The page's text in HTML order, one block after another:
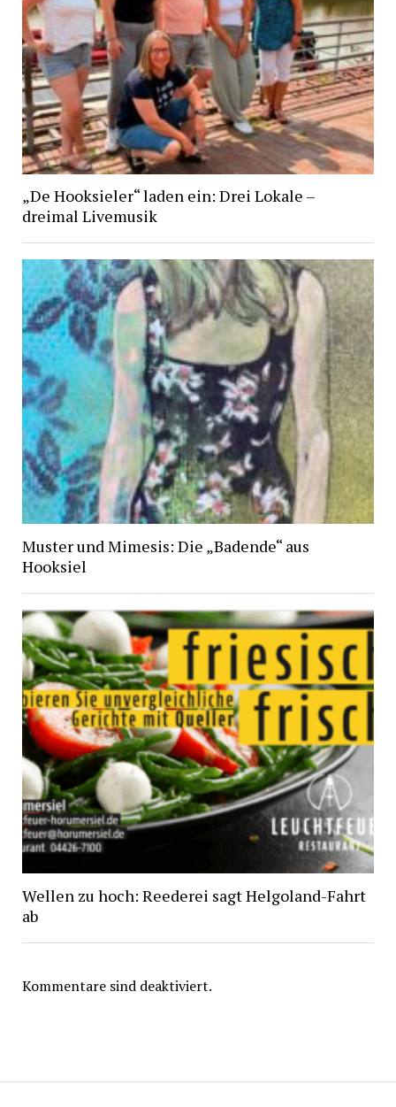
„De Hooksieler“ laden ein: Drei Lokale –
dreimal Livemusik
Muster und Mimesis: Die „Badende“ aus
Hooksiel
Wellen zu hoch: Reederei sagt Helgoland-Fahrt
ab
Kommentare sind deaktiviert.